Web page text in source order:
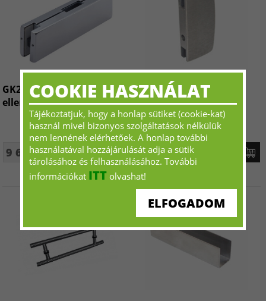
GK200 Középzár
ellendarab
9 623 Ft+ÁFA - tól
IL702C Zár ellendarab
9 655 Ft+ÁFA - tól
COOKIE HASZNÁLAT
Tájékoztatjuk, hogy a honlap sütiket (cookie-kat)
használ mivel bizonyos szolgáltatások nélkülük
nem lennének elérhetőek. A honlap további
használatával hozzájárulását adja a sütik
tárolásához és felhasználásához. További
információkat ITT olvashat!
ELFOGADOM